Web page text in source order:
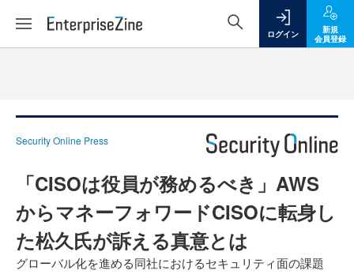
ログイン
新規
会員登録
Security Online Press
「CISOは役員が務めるべき」AWS
からマネーフォワードCISOに転身し
た松久氏が訴える真意とは
グローバル化を進める同社におけるセキュリティ面の課題